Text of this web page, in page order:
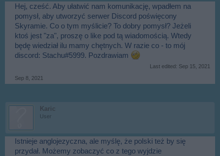
Hej, cześć. Aby ułatwić nam komunikację, wpadłem na
pomysł, aby utworzyć serwer Discord poświęcony
Skyramie. Co o tym myślicie? To dobry pomysł? Jeżeli
ktoś jest "za", proszę o like pod tą wiadomością. Wtedy
będę wiedział ilu mamy chętnych. W razie co - to mój
discord: Stachu#5999. Pozdrawiam
Last edited: Sep 15, 2021
Sep 8, 2021
Karic
User
Istnieje anglojezyczna, ale myślę, że polski też by się
przydał. Możemy zobaczyć co z tego wyjdzie